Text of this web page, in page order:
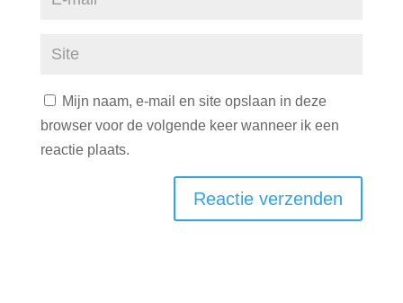
Mijn naam, e-mail en site opslaan in deze
browser voor de volgende keer wanneer ik een
reactie plaats.